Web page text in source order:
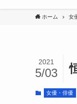
ホーム 女
2021
5/03
女優・俳優